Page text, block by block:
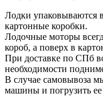
Лодки упаковываются
картонные коробки.
Лодочные моторы
короб, а поверх в
При доставке по СПб
необходимости
В случае самовывоза
машины и погрузить